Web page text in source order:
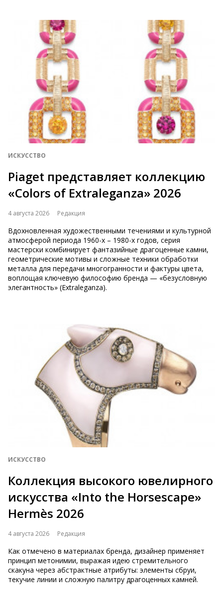
ИСКУССТВО
​​​​​​​Piaget представляет коллекцию
«Colors of Extraleganza» 2026
4 августа 2026 Редакция
Вдохновленная художественными течениями и культурной
атмосферой периода 1960-х – 1980-х годов, серия
мастерски комбинирует фантазийные драгоценные камни,
геометрические мотивы и сложные техники обработки
металла для передачи многогранности и фактуры цвета,
воплощая ключевую философию бренда — «безусловную
элегантность» (Extraleganza).
ИСКУССТВО
Коллекция высокого ювелирного
искусства «Into the Horsescape»
Hermès 2026
4 августа 2026 Редакция
Как отмечено в материалах бренда, дизайнер применяет
принцип метонимии, выражая идею стремительного
скакуна через абстрактные атрибуты: элементы сбруи,
текучие линии и сложную палитру драгоценных камней.